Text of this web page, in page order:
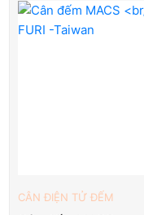
CÂN ĐIỆN TỬ ĐẾM